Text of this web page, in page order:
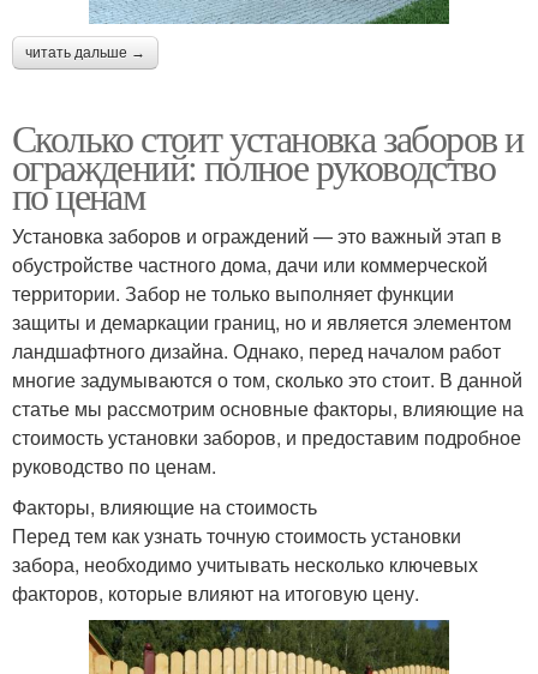
читать дальше →
Сколько стоит установка заборов и
ограждений: полное руководство
по ценам
Установка заборов и ограждений — это важный этап в
обустройстве частного дома, дачи или коммерческой
территории. Забор не только выполняет функции
защиты и демаркации границ, но и является элементом
ландшафтного дизайна. Однако, перед началом работ
многие задумываются о том, сколько это стоит. В данной
статье мы рассмотрим основные факторы, влияющие на
стоимость установки заборов, и предоставим подробное
руководство по ценам.
Факторы, влияющие на стоимость
Перед тем как узнать точную стоимость установки
забора, необходимо учитывать несколько ключевых
факторов, которые влияют на итоговую цену.